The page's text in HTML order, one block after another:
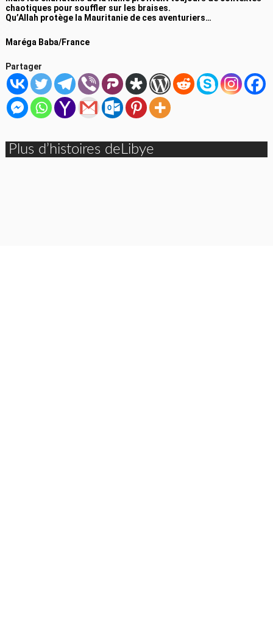
chaotiques pour souffler sur les braises.
Qu’Allah protège la Mauritanie de ces aventuriers…
Maréga Baba/France
Partager
Plus d’histoires deLibye